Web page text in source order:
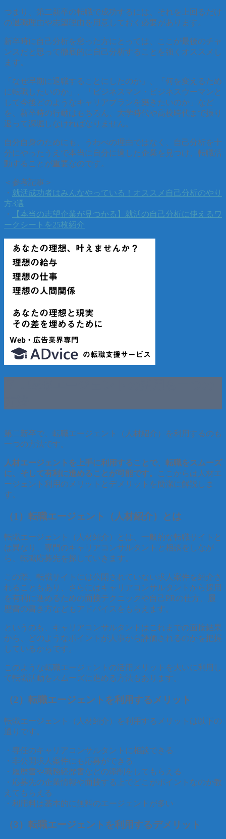
つまり、第二新卒の転職で成功するには、それを上回るだけ
の退職理由や志望理由を用意しておく必要があります。
新卒時に自己分析を怠った方にとっては、ここが最後のチャ
ンスだと思って徹底的に自己分析することを強くオススメし
ます。
「なぜ早期に退職することにしたのか」、「何を変えるため
に転職したいのか」、「ビジネスマン・ビジネスウーマンと
して今後どのようなキャリアプランを築きたいのか」など
を、新卒時の行動はもちろん、大学時代や高校時代まで振り
返って深堀しなければなりません。
自分自身のためにも、うわべの理由ではなく、自己分析を十
分にやったうえで本当に自分に適した企業を見つけ、転職活
動することが重要なのです。
＜参考記事＞
・ 就活成功者はみんなやっている！オススメ自己分析のやり
方3選
・
【本当の志望企業が見つかる】就活の自己分析に使えるワ
ークシートを25枚紹介
第二新卒で、転職エージェント（人材紹介）を利用するのも
一つの方法です。
人材エージェントを上手に利用することで、転職をスムーズ
に、そして有利に進めることが可能です。
ここからは人材エ
ージェント利用のメリットとデメリットを簡潔に解説しま
す。
（1）転職エージェント（人材紹介）とは
転職エージェント（人材紹介）とは、一般的な転職サイトと
は異なり、専門のキャリアコンサルタントと相談をしなが
ら、転職応募先を探していきます。
この際、転職サイトには公開されていない求人案件を紹介さ
れることもあり、さらにはキャリアコンサルタントから採用
を有利に進めるための面接テクニックや自己PRの仕方、履
歴書の書き方などもアドバイスをもらえます。
というのも、キャリアコンサルタントはこれまでの面接結果
から、どのようなポイントが人事から評価されるのかを把握
しているからです。
このような転職エージェントの活用メリットを大いに利用し
て転職活動をスムーズに進める方法もあります。
（2）転職エージェントを利用するメリット
転職エージェント（人材紹介）を利用するメリットは以下の
通りです。
・専任のキャリアコンサルタントに相談できる
・非公開求人案件にも応募ができる
・履歴書や職務経歴書などの添削をしてもらえる
・応募先の企業情報や面接する上でどこがポイントなのか教
えてもらえる
・利用料は基本的に無料のエージェントが多い
（3）転職エージェントを利用するデメリット